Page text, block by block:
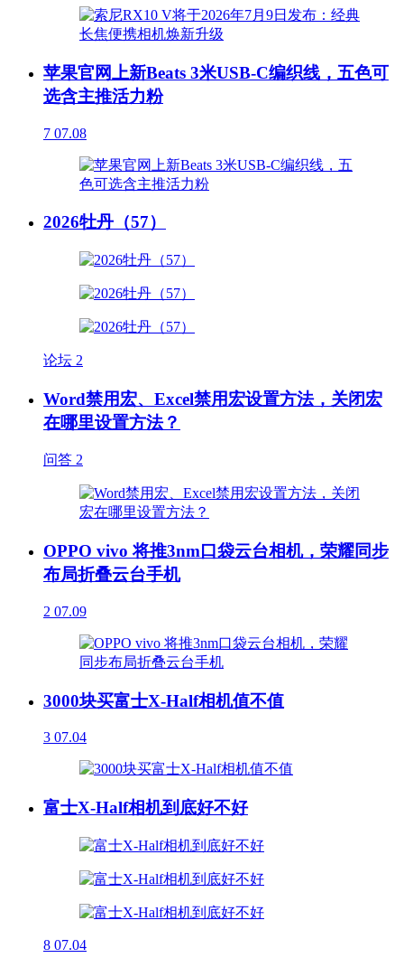
苹果官网上新Beats 3米USB-C编织线，五色可
选含主推活力粉
7 07.08
2026牡丹（57）
论坛 2
Word禁用宏、Excel禁用宏设置方法，关闭宏
在哪里设置方法？
问答 2
OPPO vivo 将推3nm口袋云台相机，荣耀同步
布局折叠云台手机
2 07.09
3000块买富士X-Half相机值不值
3 07.04
富士X-Half相机到底好不好
8 07.04